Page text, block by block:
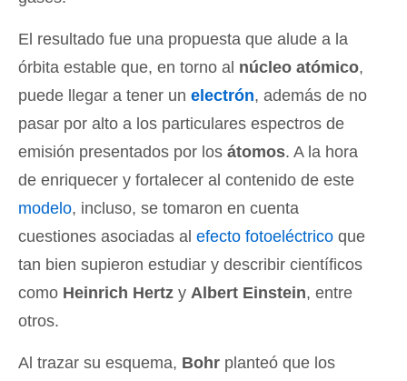
El resultado fue una propuesta que alude a la
órbita estable que, en torno al núcleo atómico,
puede llegar a tener un electrón, además de no
pasar por alto a los particulares espectros de
emisión presentados por los átomos. A la hora
de enriquecer y fortalecer al contenido de este
modelo, incluso, se tomaron en cuenta
cuestiones asociadas al efecto fotoeléctrico que
tan bien supieron estudiar y describir científicos
como Heinrich Hertz y Albert Einstein, entre
otros.
Al trazar su esquema, Bohr planteó que los